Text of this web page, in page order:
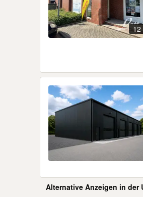
12
Alternative Anzeigen in der